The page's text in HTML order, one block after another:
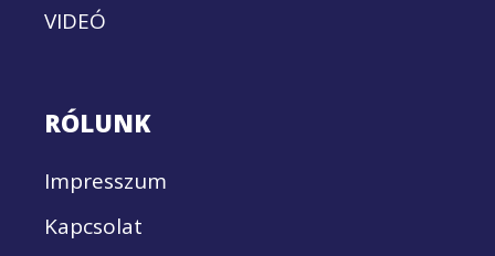
VIDEÓ
RÓLUNK
Impresszum
Kapcsolat